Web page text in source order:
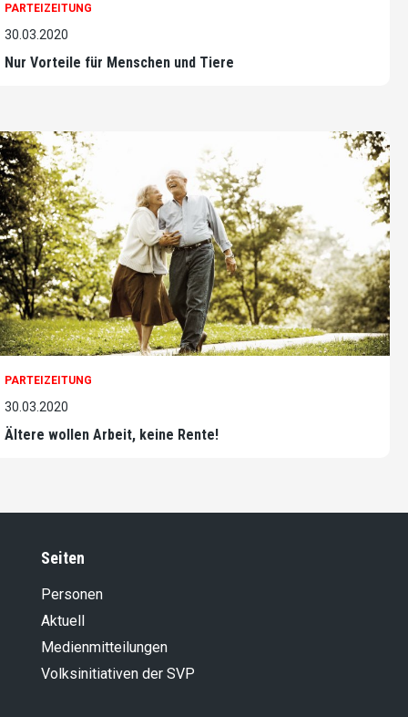
PARTEIZEITUNG
30.03.2020
Nur Vorteile für Menschen und Tiere
PARTEIZEITUNG
30.03.2020
Ältere wollen Arbeit, keine Rente!
Seiten
Personen
Aktuell
Medienmitteilungen
Volksinitiativen der SVP